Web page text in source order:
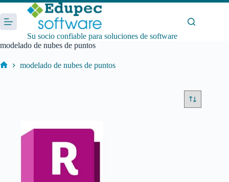
Saltar
al
contenido
Su socio confiable para soluciones de software
modelado de nubes de puntos
modelado de nubes de puntos